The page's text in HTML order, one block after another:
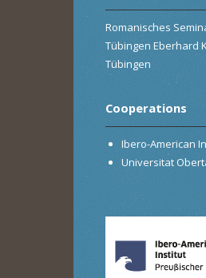
Romanisches
Tübingen Eberhard
Tübingen
Cooperations
Ibero-American
Universitat